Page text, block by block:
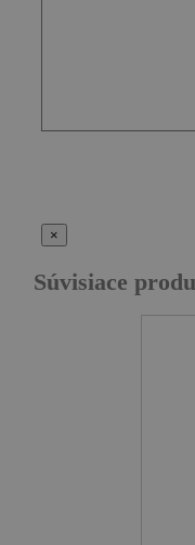
×
Súvisiace